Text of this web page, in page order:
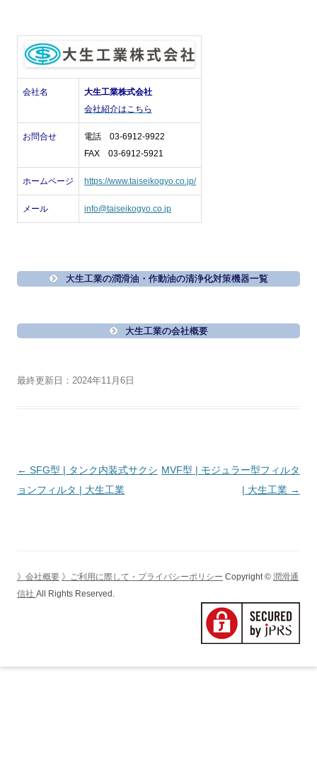
会社名
大生工業株式会社
会社紹介はこちら
お問合せ
電話 03-6912-9922
FAX 03-6912-5921
ホームページ https://www.taiseikogyo.co.jp/
メール info@taiseikogyo.co.jp
大生工業の潤滑油・作動油の清浄化対策機器一覧
大生工業の会社概要
最終更新日：2024年11月6日
投
稿
シ
← SFG型 | タンク内装式サクシ
ョンフィルタ | 大生工業
MVF型 | モジュラー型フィルタ
| 大生工業 →
》会社概要 》ご利用に際して・プライバシーポリシー Copyright © 潤滑通
信社 All Rights Reserved.